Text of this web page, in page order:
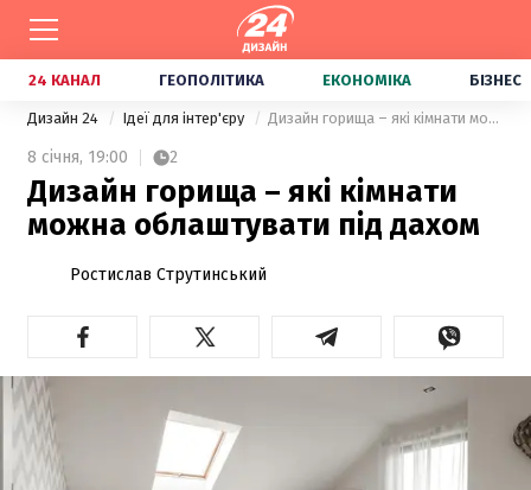
24 КАНАЛ ГЕОПОЛІТИКА ЕКОНОМІКА БІЗНЕС
Дизайн 24 Ідеї для інтер'єру Дизайн горища – які кімнати можна облаштувати під дахом
8 січня, 19:00 2
Дизайн горища – які кімнати
можна облаштувати під дахом
Ростислав Струтинський